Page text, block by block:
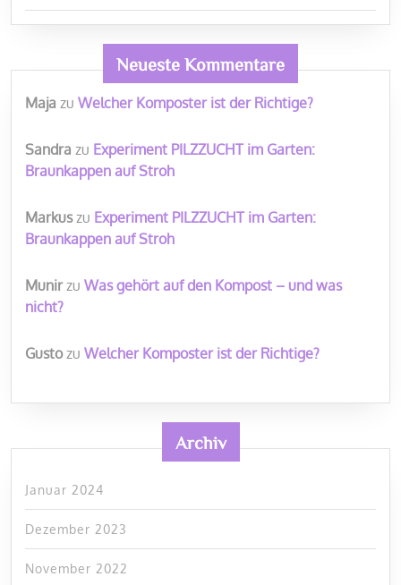
Neueste Kommentare
Maja zu Welcher Komposter ist der Richtige?
Sandra zu Experiment PILZZUCHT im Garten:
Braunkappen auf Stroh
Markuszu Experiment PILZZUCHT im Garten:
Braunkappen auf Stroh
Munirzu Was gehört auf den Kompost – und was
nicht?
Gustozu Welcher Komposter ist der Richtige?
Archiv
Januar 2024
Dezember 2023
November 2022